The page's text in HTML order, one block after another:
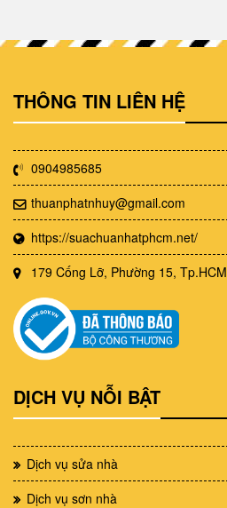
THÔNG TIN LIÊN HỆ
0904985685
thuanphatnhuy@gmail.com
https://suachuanhatphcm.net/
179 Cống Lỡ, Phường 15, Tp.HCM
DỊCH VỤ NỖI BẬT
Dịch vụ sửa nhà
Dịch vụ sơn nhà